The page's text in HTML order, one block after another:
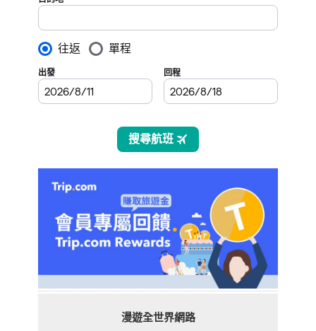
漫遊全世界網路